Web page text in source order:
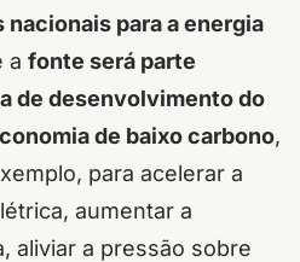
para a energia
a fonte será parte
de desenvolvimento do
de baixo carbono,
para acelerar a
aumentar a
aliviar a pressão sobre